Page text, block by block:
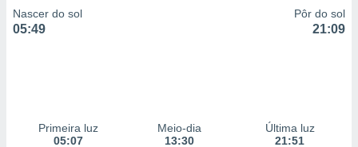
Nascer do sol
05:49
Pôr do sol
21:09
Primeira luz
05:07
Meio-dia
13:30
Última luz
21:51